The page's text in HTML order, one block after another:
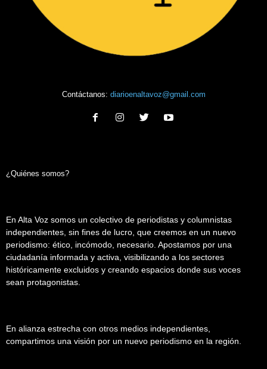
Contáctanos: diarioenaltavoz@gmail.com
¿Quiénes somos?
En Alta Voz somos un colectivo de periodistas y columnistas
independientes, sin fines de lucro, que creemos en un nuevo
periodismo: ético, incómodo, necesario. Apostamos por una
ciudadanía informada y activa, visibilizando a los sectores
históricamente excluidos y creando espacios donde sus voces
sean protagonistas.
En alianza estrecha con otros medios independientes,
compartimos una visión por un nuevo periodismo en la región.